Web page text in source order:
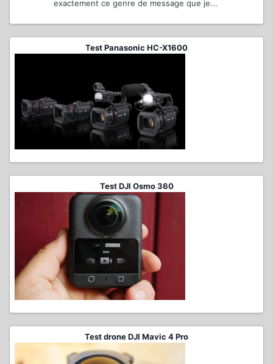
exactement ce genre de message que je...
Test Panasonic HC-X1600
Test DJI Osmo 360
Test drone DJI Mavic 4 Pro